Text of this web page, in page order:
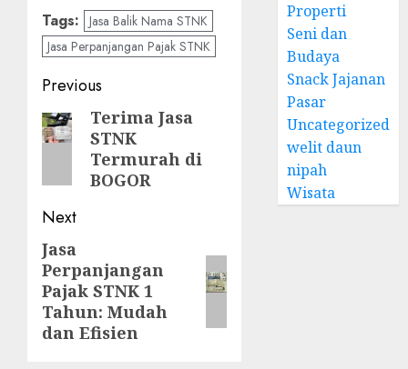
Tags: Jasa Balik Nama STNK
Jasa Perpanjangan Pajak STNK
Post
navigation
Previous
Previous
post:
Terima Jasa
STNK
Termurah di
BOGOR
Next
Next
post:
Jasa
Perpanjangan
Pajak STNK 1
Tahun: Mudah
dan Efisien
Properti
Seni dan
Budaya
Snack Jajanan
Pasar
Uncategorized
welit daun
nipah
Wisata